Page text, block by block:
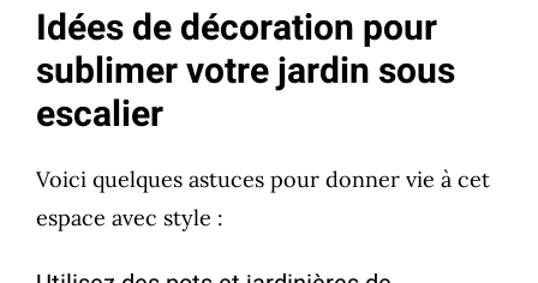
Idées de décoration pour
sublimer votre jardin sous
escalier
Voici quelques astuces pour donner vie à cet
espace avec style :